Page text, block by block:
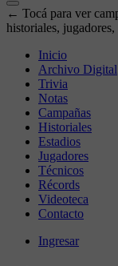
← Tocá para ver
historiales,
Inicio
Archivo Digital
Trivia
Notas
Campañas
Historiales
Estadios
Jugadores
Técnicos
Récords
Videoteca
Contacto
Ingresar